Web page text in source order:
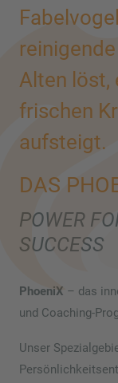
Alten löst,
frischen
aufsteigt.
DAS
POWER
SUCCESS
PhoeniX – das
und Coaching-
Unser